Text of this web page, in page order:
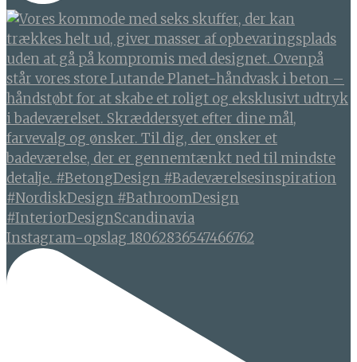
Instagram-opslag 18062836547466762